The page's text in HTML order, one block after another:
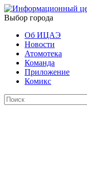
Выбор города
Об ИЦАЭ
Новости
Атомотека
Команда
Приложение
Комикс